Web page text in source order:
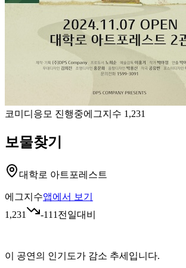
코미디 응모 진행중에그지수 1,231
보물찾기
대학로 아트포레스트
에그지수앱에서 보기
1,231
-111 전일대비
이 공연의 인기도가 감소 추세입니다.